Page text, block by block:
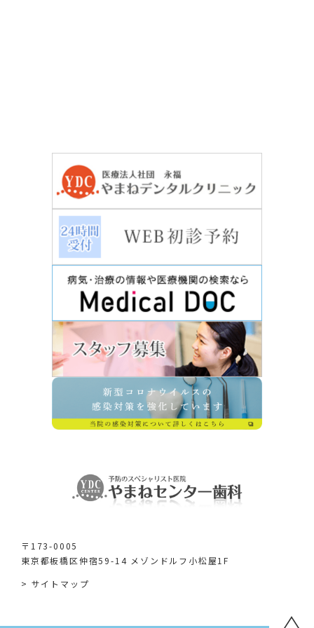
〒173-0005
東京都板橋区仲宿59-14 メゾンドルフ小松屋1F
> サイトマップ